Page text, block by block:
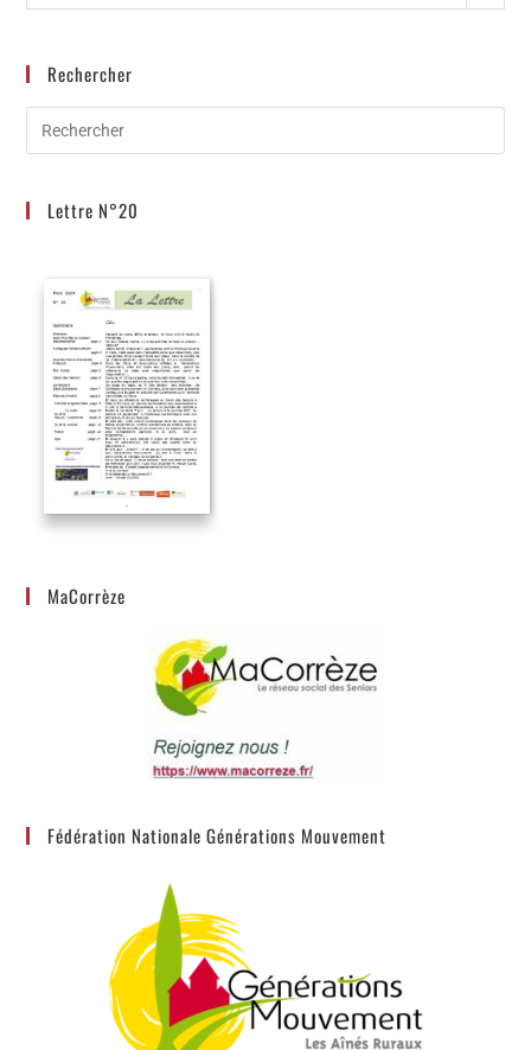
Rechercher
Lettre N°20
MaCorrèze
Fédération Nationale Générations Mouvement